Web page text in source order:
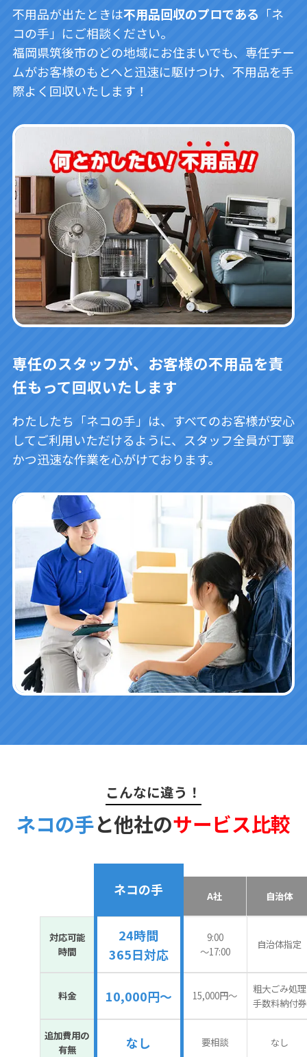
不用品が出たときは不用品回収のプロである 「ネ
コの手」にご相談ください。
福岡県筑後市のどの地域にお住まいでも、専任チー
ムがお客様のもとへと迅速に駆けつけ、不用品を手
際よく回収いたします！
専任のスタッフが、お客様の不用品を責
任もって回収いたします
わたしたち「ネコの手」は、すべてのお客様が安心
してご利用いただけるように、スタッフ全員が丁寧
かつ迅速な作業を心がけております。
こんなに違う！
ネコの手と他社のサービス比較
ネコの手 A社 自治体
対応可能
時間
24時間
365日対応
9:00
〜17:00
自治体指定
料金 10,000円～ 15,000円〜
粗大ごみ処理
手数料納付券
追加費用の
有無
なし 要相談 なし